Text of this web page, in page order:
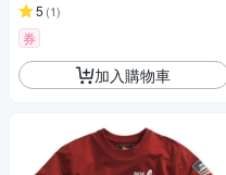
5 (1)
券
加入購物車